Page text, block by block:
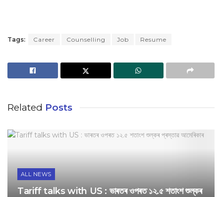
Tags: Career Counselling Job Resume
Related Posts
ALL NEWS
Tariff talks with US : ভাৰতৰ ওপৰত ১২.৫ শতাংশ শুল্কৰ